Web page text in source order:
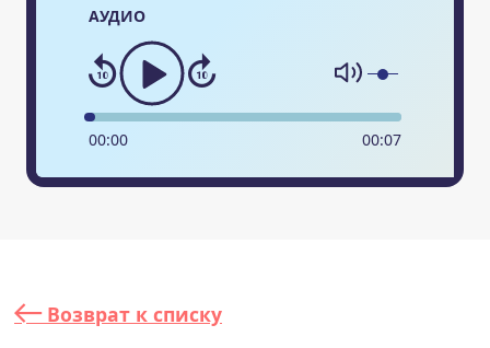
АУДИО
00:00 00:07
Возврат к списку